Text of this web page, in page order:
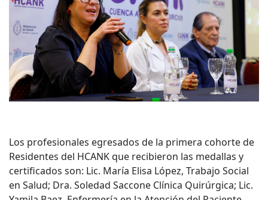
Los profesionales egresados de la primera cohorte de
Residentes del HCANK que recibieron las medallas y
certificados son: Lic. María Elisa López, Trabajo Social
en Salud; Dra. Soledad Saccone Clínica Quirúrgica; Lic.